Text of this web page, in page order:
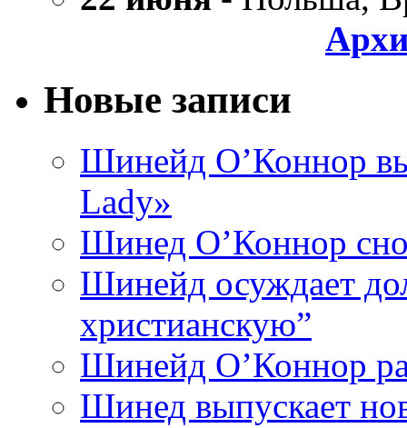
Новые записи
Шинейд О’Коннор
Lady»
Шинед О’Коннор
Шинейд осуждает
христианскую”
Шинейд О’Коннор
Шинед выпускает